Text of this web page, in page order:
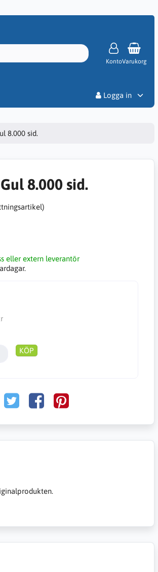
KontoVarukorg
Logga in
8.000 sid.
8.000 sid.
eller extern leverantör
KÖP